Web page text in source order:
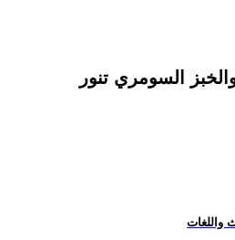
السومري تنور
واللغات